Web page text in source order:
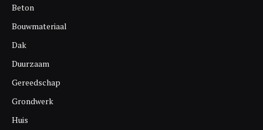
Beton
Bouwmateriaal
Dak
Duurzaam
Gereedschap
Grondwerk
Huis